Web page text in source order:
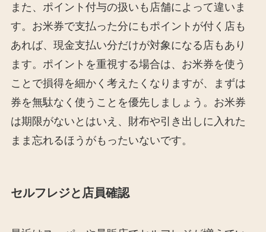
また、ポイント付与の扱いも店舗によって違いま
す。お米券で支払った分にもポイントが付く店も
あれば、現金支払い分だけが対象になる店もあり
ます。ポイントを重視する場合は、お米券を使う
ことで損得を細かく考えたくなりますが、まずは
券を無駄なく使うことを優先しましょう。お米券
は期限がないとはいえ、財布や引き出しに入れた
まま忘れるほうがもったいないです。
セルフレジと店員確認